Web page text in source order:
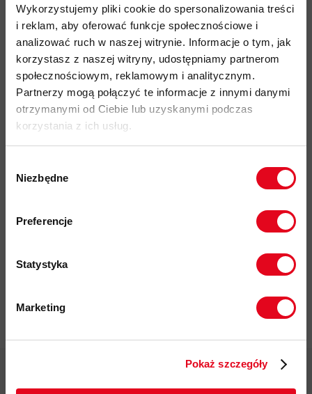
Wykorzystujemy pliki cookie do spersonalizowania treści
i reklam, aby oferować funkcje społecznościowe i
analizować ruch w naszej witrynie. Informacje o tym, jak
korzystasz z naszej witryny, udostępniamy partnerom
społecznościowym, reklamowym i analitycznym.
Partnerzy mogą połączyć te informacje z innymi danymi
otrzymanymi od Ciebie lub uzyskanymi podczas
korzystania z ich usług.
zgody
Niezbędne
Preferencje
Statystyka
Marketing
Pokaż szczegóły
hiking
lekka i funkcjonalna opaska na głowę
materiał wykonany w 100% z poliestru pochodzącego z
recyklingu
skuteczne odprowadzanie wilgoci i szybkoschnące
właściwości
odblaskowy nadruk Mammut
z przodu poprawiający
przyjazność środowiskowa: Fair Wear
Specyfikacja
zgodnie z Polityką prywatności.